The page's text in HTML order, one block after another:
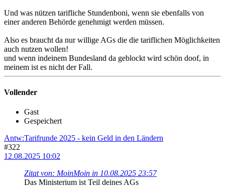
Und was nützen tarifliche Stundenboni, wenn sie ebenfalls von
einer anderen Behörde genehmigt werden müssen.
Also es braucht da nur willige AGs die die tariflichen Möglichkeiten
auch nutzen wollen!
und wenn indeinem Bundesland da geblockt wird schön doof, in
meinem ist es nicht der Fall.
Vollender
Gast
Gespeichert
Antw:Tarifrunde 2025 - kein Geld in den Ländern
#322
12.08.2025 10:02
Zitat von: MoinMoin in 10.08.2025 23:57
Das Ministerium ist Teil deines AGs